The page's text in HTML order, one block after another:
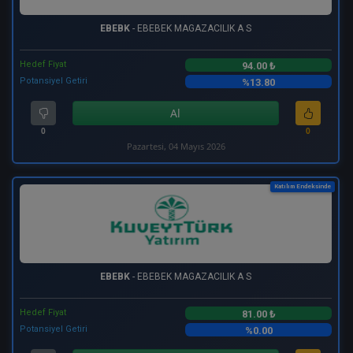
EBEBK - EBEBEK MAGAZACILIK A S
Hedef Fiyat 94.00 ₺
Potansiyel Getiri %13.80
0
Al
0
Pazartesi, 04 Mayıs 2026
Katılım Endeksinde
EBEBK - EBEBEK MAGAZACILIK A S
Hedef Fiyat 81.00 ₺
Potansiyel Getiri %0.00